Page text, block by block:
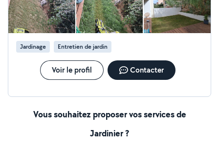
Jardinage Entretien de jardin
Voir le profil Contacter
Vous souhaitez proposer vos services de
Jardinier ?